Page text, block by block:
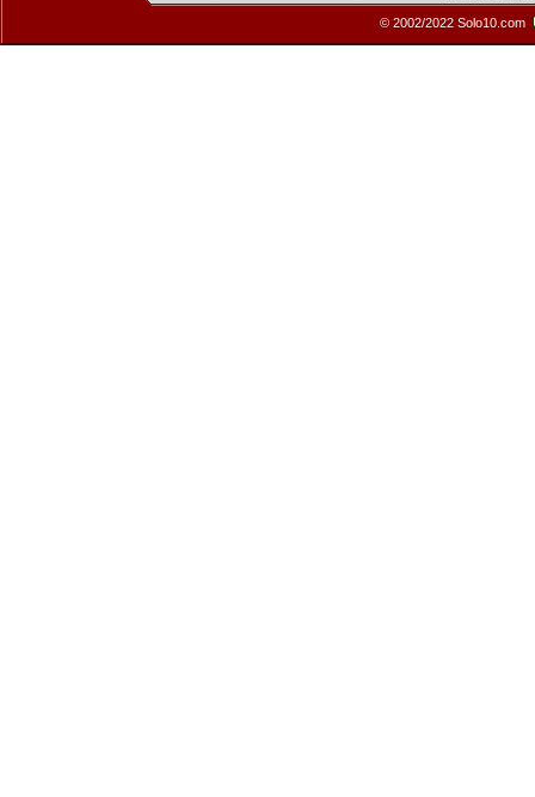
© 2002/2022 Solo10.com